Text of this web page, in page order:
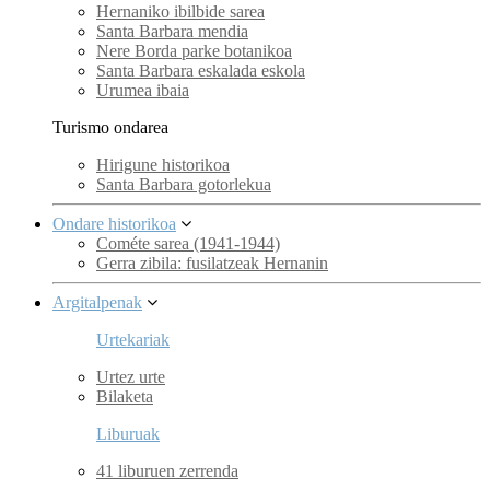
Hernaniko ibilbide sarea
Santa Barbara mendia
Nere Borda parke botanikoa
Santa Barbara eskalada eskola
Urumea ibaia
Turismo ondarea
Hirigune historikoa
Santa Barbara gotorlekua
Ondare historikoa
Cométe sarea (1941-1944)
Gerra zibila: fusilatzeak Hernanin
Argitalpenak
Urtekariak
Urtez urte
Bilaketa
Liburuak
41 liburuen zerrenda